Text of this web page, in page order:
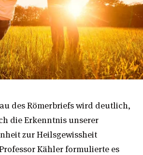
des Römerbriefs wird deutlich,
die Erkenntnis unserer
zur Heilsgewissheit
Kähler formulierte es